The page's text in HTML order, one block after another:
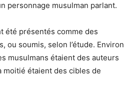
personnage musulman parlant.
été présentés comme des
ou soumis, selon l’étude. Environ
musulmans étaient des auteurs
moitié étaient des cibles de